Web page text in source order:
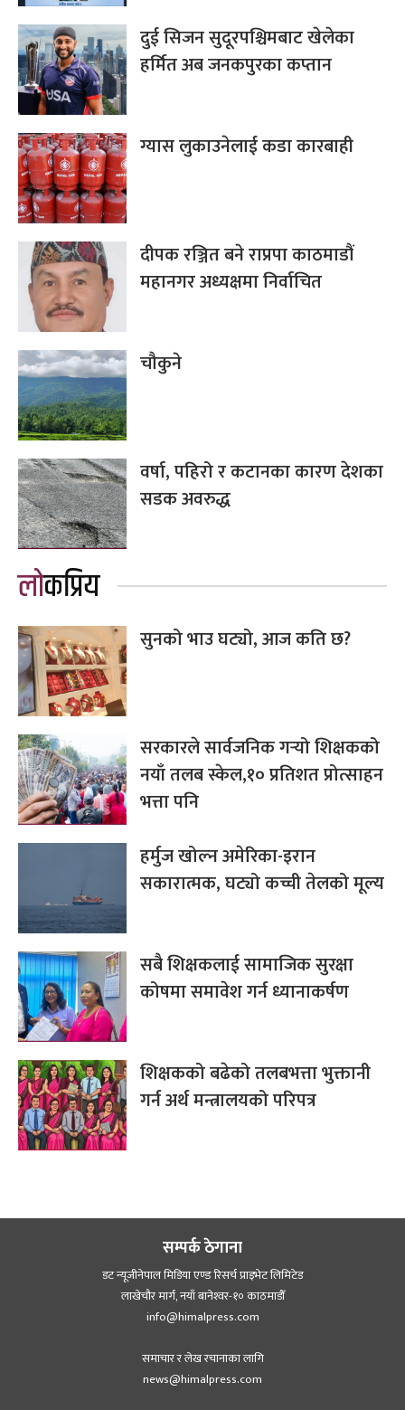
दुई सिजन सुदूरपश्चिमबाट खेलेका
हर्मित अब जनकपुरका कप्तान
ग्यास लुकाउनेलाई कडा कारबाही
दीपक रञ्जित बने राप्रपा काठमाडौं
महानगर अध्यक्षमा निर्वाचित
चौकुने
वर्षा, पहिरो र कटानका कारण देशका
सडक अवरुद्ध
लोकप्रिय
सुनको भाउ घट्यो, आज कति छ?
सरकारले सार्वजनिक गर्‍यो शिक्षकको
नयाँ तलब स्केल,१० प्रतिशत प्रोत्साहन
भत्ता पनि
हर्मुज खोल्न अमेरिका-इरान
सकारात्मक, घट्यो कच्ची तेलको मूल्य
सबै शिक्षकलाई सामाजिक सुरक्षा
कोषमा समावेश गर्न ध्यानाकर्षण
शिक्षकको बढेको तलबभत्ता भुक्तानी
गर्न अर्थ मन्त्रालयको परिपत्र
सम्पर्क ठेगाना
डट न्यूजीनेपाल मिडिया एण्ड रिसर्च प्राइभेट लिमिटेड
लाखेचौर मार्ग, नयाँ बानेश्‍वर-१० काठमाडौँ
info@himalpress.com
समाचार र लेख रचानाका लागि
news@himalpress.com